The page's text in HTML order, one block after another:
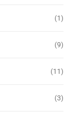
(1)
(9)
(11)
(3)